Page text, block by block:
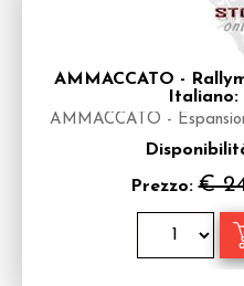
AMMACCATO -
Italiano:
AMMACCATO -
Prezzo:€